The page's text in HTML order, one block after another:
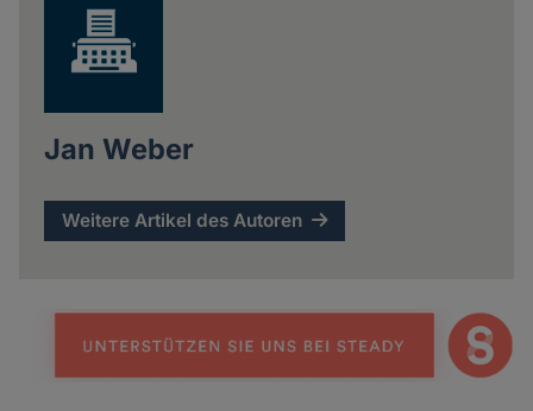
Jan Weber
Weitere Artikel des Autoren